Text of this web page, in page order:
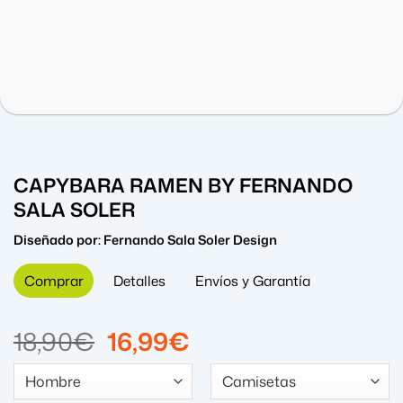
CAPYBARA RAMEN BY FERNANDO
SALA SOLER
Diseñado por:Fernando Sala Soler Design
Comprar Detalles Envíos y Garantía
18,90€ El
precio
original
16,99€
precio
actual